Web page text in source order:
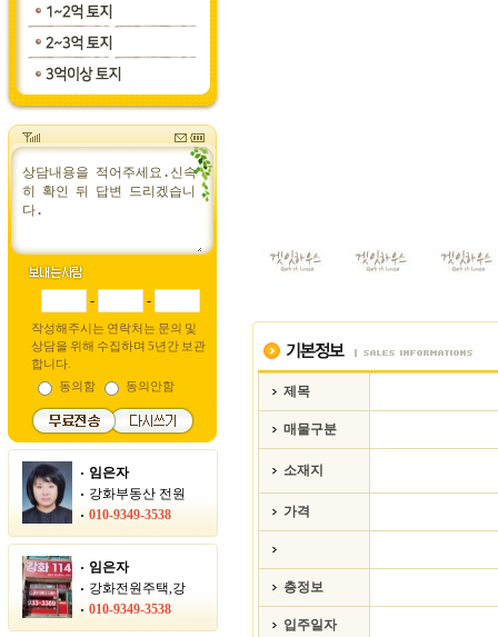
- -
작성해주시는 연락처는 문의 및
상담을 위해 수집하며 5년간 보관
합니다.
동의함
동의안함
임은자
강화부동산 전원
010-9349-3538
임은자
강화전원주택,강
010-9349-3538
제목
매물구분
소재지
가격
층정보
입주일자